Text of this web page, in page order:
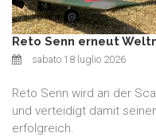
Reto Senn erneut
sabato 18 luglio 2026
Reto Senn wird an der
und verteidigt damit
erfolgreich.